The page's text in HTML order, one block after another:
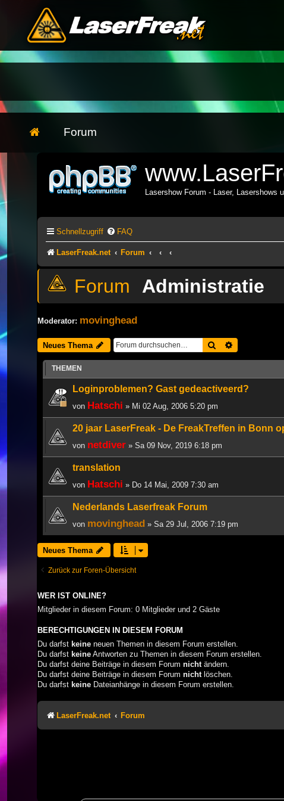
Forum
Lasershow Forum - Laser, Lasershows
Schnellzugriff FAQ
LaserFreak.net Forum
Administratie
Moderator: movinghead
Neues Thema Suche
THEMEN
Loginproblemen? Gast gedeactiveerd?
von Hatschi » Mi 02 Aug, 2006 5:20 pm
20 jaar LaserFreak - De FreakTreffen in Bonn
von netdiver » Sa 09 Nov, 2019 6:18 pm
translation
von Hatschi » Do 14 Mai, 2009 7:30 am
Nederlands Laserfreak Forum
von movinghead » Sa 29 Jul, 2006 7:19 pm
Neues Thema
Zurück zur Foren-Übersicht
WER IST ONLINE?
Mitglieder in diesem Forum: 0 Mitglieder und 2 Gäste
BERECHTIGUNGEN IN DIESEM FORUM
Du darfst keine neuen Themen in diesem Forum erstellen.
Du darfst keine Antworten zu Themen in diesem Forum erstellen.
Du darfst deine Beiträge in diesem Forum nicht ändern.
Du darfst deine Beiträge in diesem Forum nicht löschen.
Du darfst keine Dateianhänge in diesem Forum erstellen.
LaserFreak.net Forum